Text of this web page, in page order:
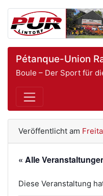
Pétanque-Union
Boule – Der Sport für
Veröffentlicht am
« Alle
Diese Veranstaltung